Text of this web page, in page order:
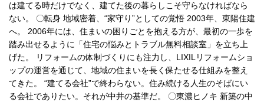
は建てる時だけでなく、建てた後の暮らしこそ守らなければなら
ない。 〇転身 地域密着、“家守り”としての覚悟 2003年、東陽住建
へ。 2006年には、住まいの困りごとを抱える方が、最初の一歩を
踏み出せるように「住宅の悩みとトラブル無料相談室」を立ち上
げた。 リフォームの体制づくりにも注力し、LIXILリフォームショ
ップの運営を通じて、地域の住まいを長く保たせる仕組みを整え
てきた。 “建てる会社”で終わらない。住み続ける人生のそばにい
る会社でありたい。それが中井の基準だ。 〇東濃ヒノキ 新築の中